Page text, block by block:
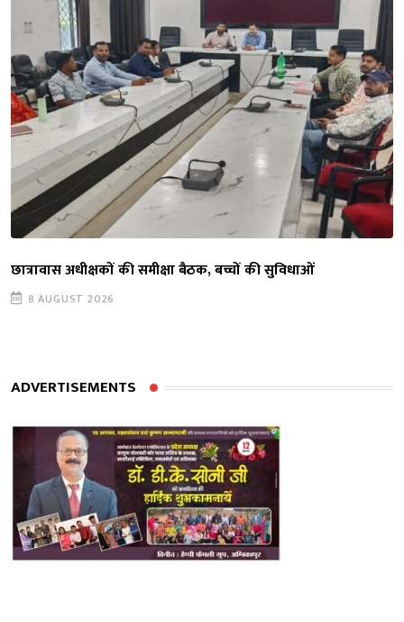
छात्रावास अधीक्षकों की समीक्षा बैठक, बच्चों की सुविधाओं
8 AUGUST 2026
ADVERTISEMENTS